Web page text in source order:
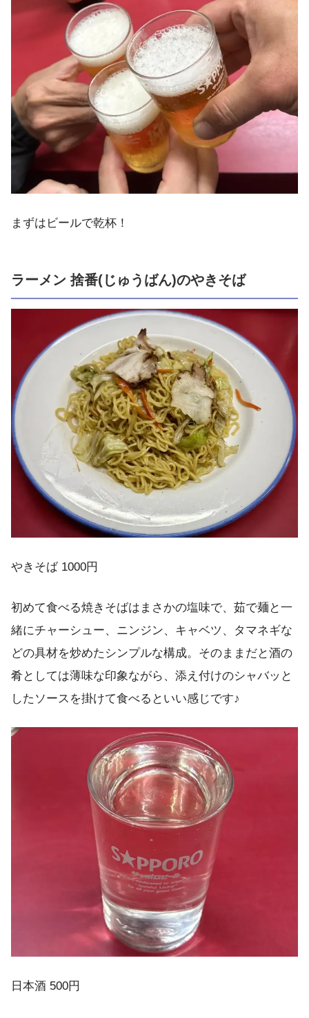
まずはビールで乾杯！
ラーメン 捨番(じゅうばん)のやきそば
やきそば 1000円
初めて食べる焼きそばはまさかの塩味で、茹で麺と一
緒にチャーシュー、ニンジン、キャベツ、タマネギな
どの具材を炒めたシンプルな構成。そのままだと酒の
肴としては薄味な印象ながら、添え付けのシャバッと
したソースを掛けて食べるといい感じです♪
日本酒 500円